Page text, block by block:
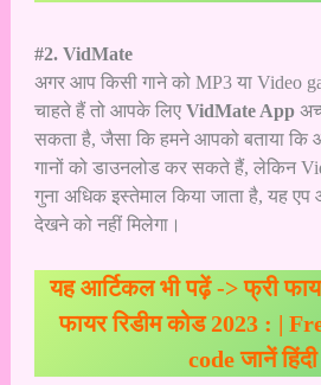
#2. VidMate
अगर आप किसी गाने को MP3 या Video
चाहते हैं तो आपके लिए VidMate App
सकता है, जैसा कि हमने आपको बताया कि
गानों को डाउनलोड कर सकते हैं, लेकिन
गुना अधिक इस्तेमाल किया जाता है, यह
देखने को नहीं मिलेगा।
यह आर्टिकल भी पढ़ें ->फ्री
फायर रिडीम कोड 2023 : |
code जानें